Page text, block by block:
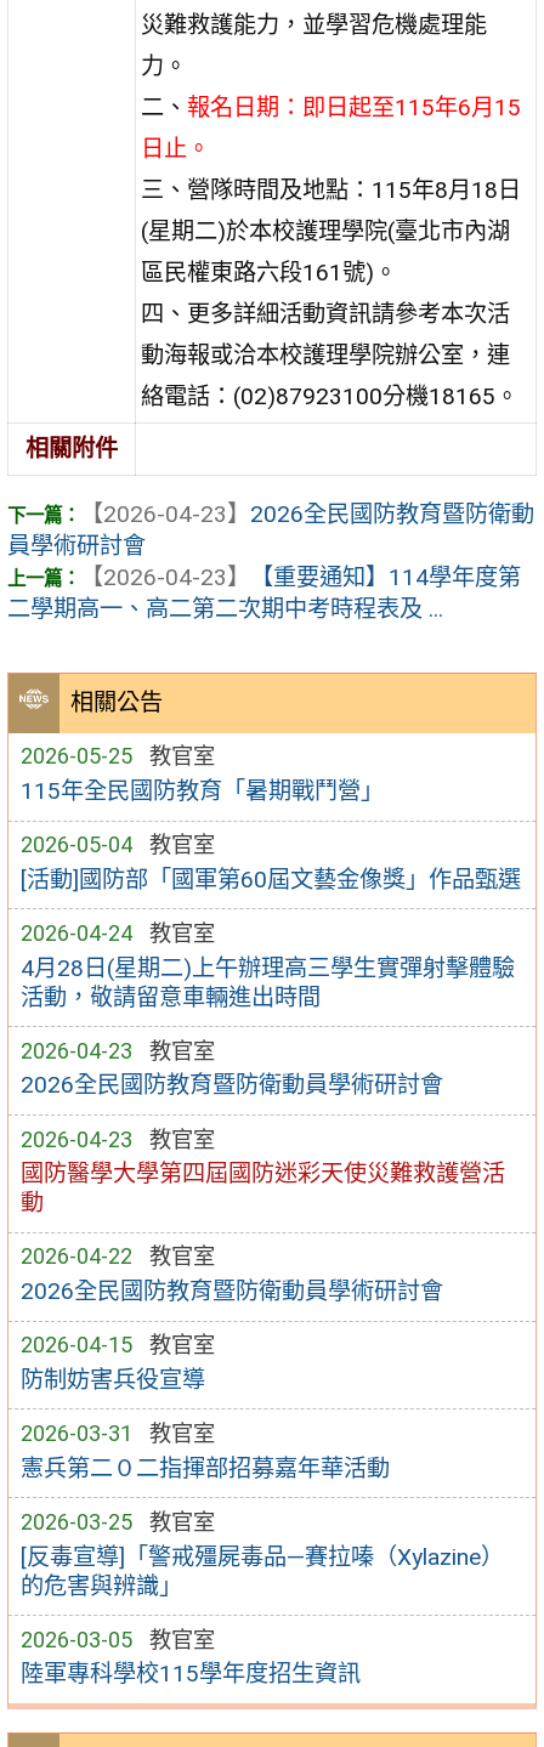
相關公告
2026-05-25 教官室
115年全民國防教育「暑期戰鬥營」
2026-05-04 教官室
[活動]國防部「國軍第60屆文藝金像獎」作品甄選
2026-04-24 教官室
4月28日(星期二)上午辦理高三學生實彈射擊體驗
活動，敬請留意車輛進出時間
2026-04-23 教官室
2026全民國防教育暨防衛動員學術研討會
2026-04-23 教官室
國防醫學大學第四屆國防迷彩天使災難救護營活
動
2026-04-22 教官室
2026全民國防教育暨防衛動員學術研討會
2026-04-15 教官室
防制妨害兵役宣導
2026-03-31 教官室
憲兵第二０二指揮部招募嘉年華活動
2026-03-25 教官室
[反毒宣導]「警戒殭屍毒品—賽拉嗪（Xylazine）
的危害與辨識」
2026-03-05 教官室
陸軍專科學校115學年度招生資訊
災難救護能力，並學習危機處理能
力。
二、報名日期：即日起至115年6月15
日止。
三、營隊時間及地點：115年8月18日
(星期二)於本校護理學院(臺北市內湖
區民權東路六段161號)。
四、更多詳細活動資訊請參考本次活
動海報或洽本校護理學院辦公室，連
絡電話：(02)87923100分機18165。
相關附件
【2026-04-23】 2026全民國防教育暨防衛動
員學術研討會
【2026-04-23】
【重要通知】114學年度第
二學期高一、高二第二次期中考時程表及 ...